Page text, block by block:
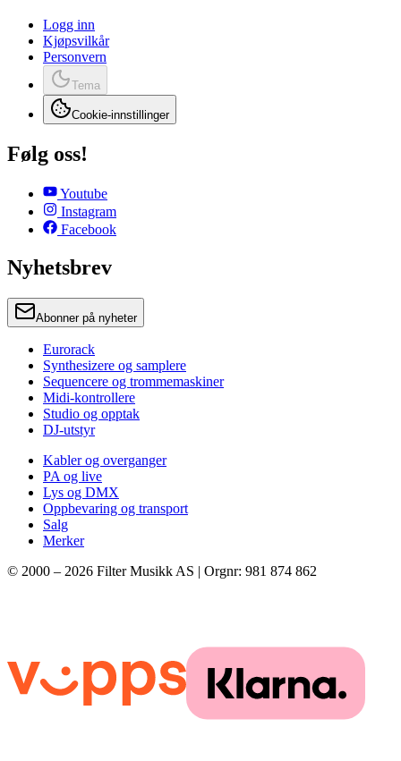
Logg inn
Kjøpsvilkår
Personvern
Tema
Cookie-innstillinger
Følg oss!
Youtube
Instagram
Facebook
Nyhetsbrev
Abonner på nyheter
Eurorack
Synthesizere og samplere
Sequencere og trommemaskiner
Midi-kontrollere
Studio og opptak
DJ-utstyr
Kabler og overganger
PA og live
Lys og DMX
Oppbevaring og transport
Salg
Merker
© 2000 – 2026 Filter Musikk AS | Orgnr: 981 874 862